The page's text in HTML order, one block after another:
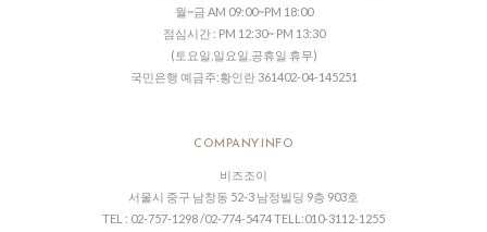
월~금 AM 09:00~PM 18:00
점심시간 : PM 12:30~ PM 13:30
(토요일,일요일,공휴일 휴무)
국민은행 예금주:황인란 361402-04-145251
COMPANY INFO
비즈조이
서울시 중구 남창동 52-3 남정빌딩 9층 903호
TEL : 02-757-1298 /02-774-5474 TELL:010-3112-1255